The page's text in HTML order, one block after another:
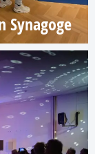
Synagoge